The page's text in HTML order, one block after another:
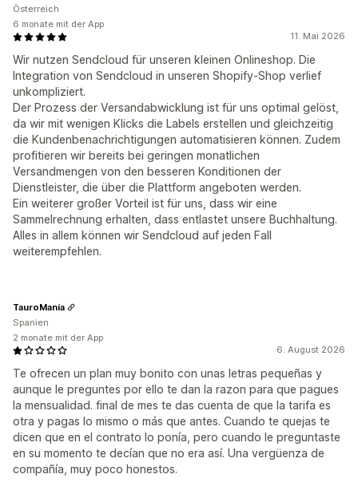
11. Mai 2026
Wir nutzen Sendcloud für unseren kleinen Onlineshop. Die
Integration von Sendcloud in unseren Shopify-Shop verlief
unkompliziert.
Der Prozess der Versandabwicklung ist für uns optimal gelöst,
da wir mit wenigen Klicks die Labels erstellen und gleichzeitig
die Kundenbenachrichtigungen automatisieren können. Zudem
profitieren wir bereits bei geringen monatlichen
Versandmengen von den besseren Konditionen der
Dienstleister, die über die Plattform angeboten werden.
Ein weiterer großer Vorteil ist für uns, dass wir eine
Sammelrechnung erhalten, dass entlastet unsere Buchhaltung.
Alles in allem können wir Sendcloud auf jeden Fall
weiterempfehlen.
Österreich
6 monate mit der App
6. August 2026
Te ofrecen un plan muy bonito con unas letras pequeñas y
aunque le preguntes por ello te dan la razon para que pagues
la mensualidad. final de mes te das cuenta de que la tarifa es
otra y pagas lo mismo o más que antes. Cuando te quejas te
dicen que en el contrato lo ponía, pero cuando le preguntaste
en su momento te decían que no era así. Una vergüenza de
compañía, muy poco honestos.
TauroManía
Spanien
2 monate mit der App